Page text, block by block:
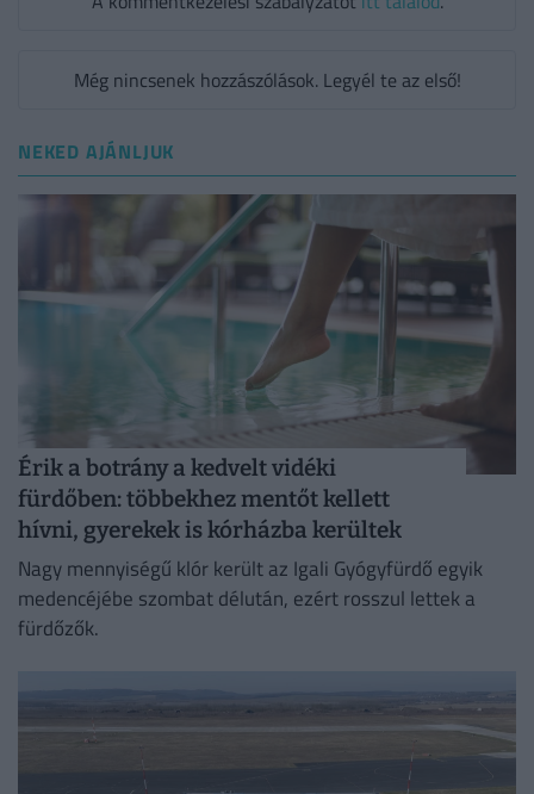
Még nincsenek hozzászólások. Legyél te az első!
NEKED AJÁNLJUK
Érik a botrány a kedvelt vidéki
fürdőben: többekhez mentőt kellett
hívni, gyerekek is kórházba kerültek
Nagy mennyiségű klór került az Igali Gyógyfürdő egyik
medencéjébe szombat délután, ezért rosszul lettek a
fürdőzők.